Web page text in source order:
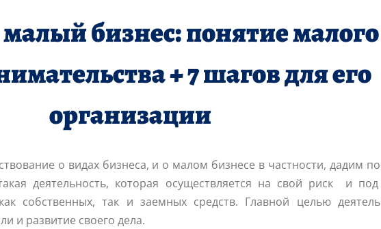
бизнес: понятие малого
+ 7 шагов для его
организации
о видах бизнеса, и о малом бизнесе в частности, дадим
деятельность, которая осуществляется на свой риск и
собственных, так и заемных средств. Главной целью
и развитие своего дела.